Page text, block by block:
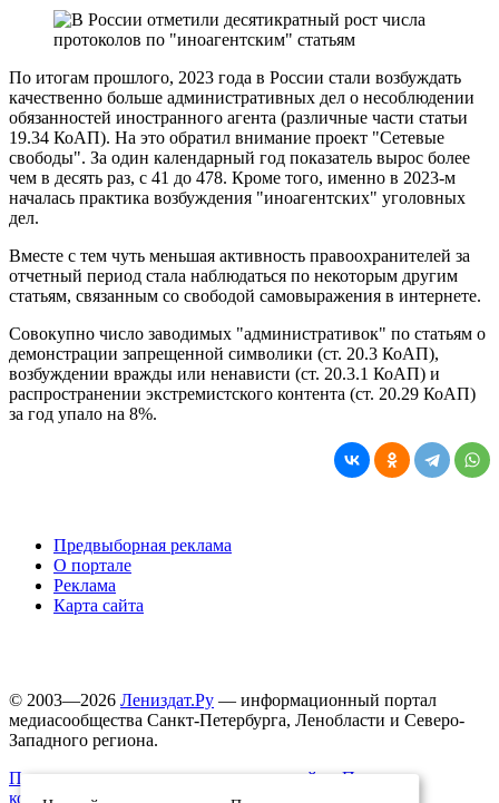
По итогам прошлого, 2023 года в России стали возбуждать
качественно больше административных дел о несоблюдении
обязанностей иностранного агента (различные части статьи
19.34 КоАП). На это обратил внимание проект "Сетевые
свободы". За один календарный год показатель вырос более
чем в десять раз, с 41 до 478. Кроме того, именно в 2023-м
началась практика возбуждения "иноагентских" уголовных
дел.
Вместе с тем чуть меньшая активность правоохранителей за
отчетный период стала наблюдаться по некоторым другим
статьям, связанным со свободой самовыражения в интернете.
Совокупно число заводимых "административок" по статьям о
демонстрации запрещенной символики (ст. 20.3 КоАП),
возбуждении вражды или ненависти (ст. 20.3.1 КоАП) и
распространении экстремистского контента (ст. 20.29 КоАП)
за год упало на 8%.
Предвыборная реклама
О портале
Реклама
Карта сайта
© 2003—2026 Лениздат.Ру — информационный портал
медиасообщества Санкт-Петербурга, Ленобласти и Северо-
Западного региона.
Правила использования содержания сайта.
Политика
конфиденциальности.